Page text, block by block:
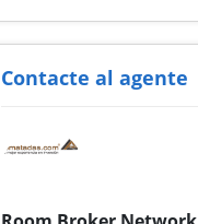
Contacte al agente